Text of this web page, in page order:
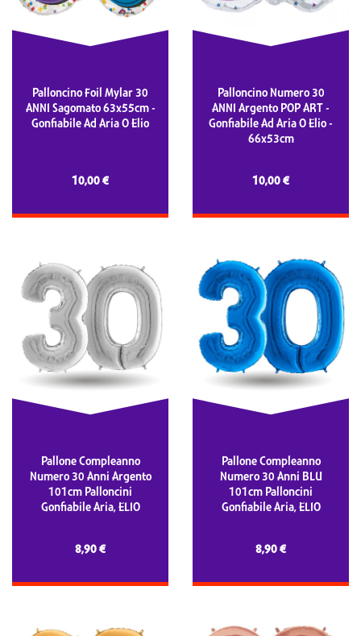
Palloncino Foil Mylar 30
ANNI Sagomato 63x55cm -
Gonfiabile Ad Aria O Elio
10,00 €
Palloncino Numero 30
ANNI Argento POP ART -
Gonfiabile Ad Aria O Elio -
66x53cm
10,00 €
Pallone Compleanno
Numero 30 Anni Argento
101cm Palloncini
Gonfiabile Aria, ELIO
8,90 €
Pallone Compleanno
Numero 30 Anni BLU
101cm Palloncini
Gonfiabile Aria, ELIO
8,90 €